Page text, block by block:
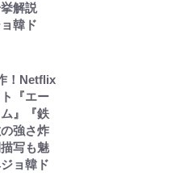
解説
韓ド
！Netflix
『エー
』『鉄
強さ炸
写も魅
ョ韓ド